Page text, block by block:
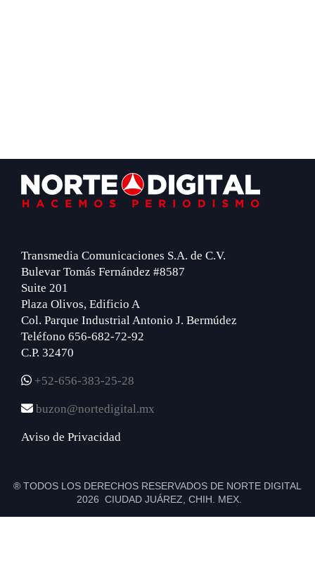
Footer
Transmedia Comunicaciones S.A. de C.V.
Bulevar Tomás Fernández #8587
Suite 201
Plaza Olivos, Edificio A
Col. Parque Industrial Antonio J. Bermúdez
Teléfono 656-682-72-92
C.P. 32470
+52-656-383-25-28
buzon@nortedigital.mx
Aviso de Privacidad
® TODOS LOS DERECHOS RESERVADOS DE NORTE DIGITAL
2026 CIUDAD JUÁREZ, CHIH. MEX.